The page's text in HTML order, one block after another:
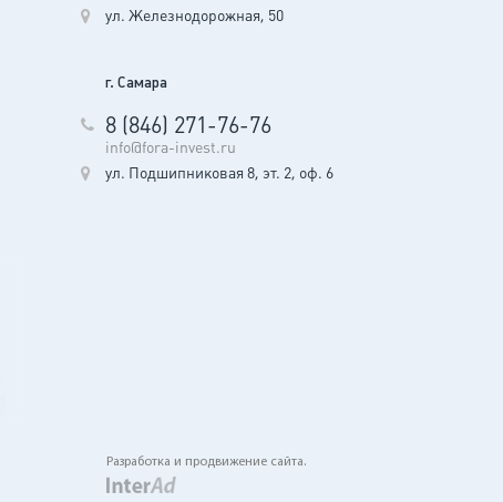
ул. Железнодорожная, 50
г. Самара
8 (846) 271-76-76
info@fora-invest.ru
ул. Подшипниковая 8, эт. 2, оф. 6
Разработка и продвижение сайта.